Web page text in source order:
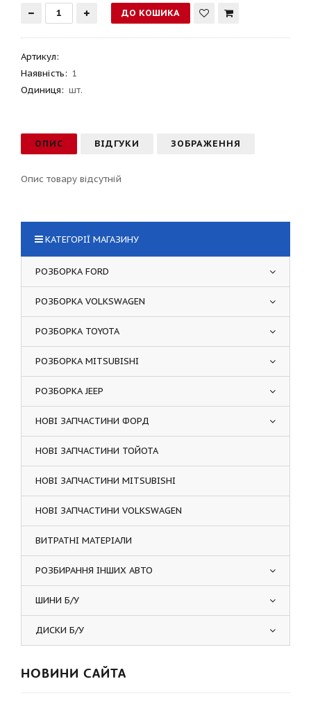
Артикул:
Наявність: 1
Одиниця: шт.
ОПИС ВІДГУКИ ЗОБРАЖЕННЯ
Опис товару відсутній
КАТЕГОРІЇ МАГАЗИНУ
РОЗБОРКА FORD
РОЗБОРКА VOLKSWAGEN
РОЗБОРКА TOYOTA
РОЗБОРКА MITSUBISHI
РОЗБОРКА JEEP
НОВІ ЗАПЧАСТИНИ ФОРД
НОВІ ЗАПЧАСТИНИ ТОЙОТА
НОВІ ЗАПЧАСТИНИ MITSUBISHI
НОВІ ЗАПЧАСТИНИ VOLKSWAGEN
ВИТРАТНІ МАТЕРІАЛИ
РОЗБИРАННЯ ІНШИХ АВТО
ШИНИ Б/У
ДИСКИ Б/У
НОВИНИ САЙТА